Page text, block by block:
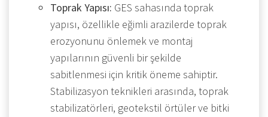
Toprak Yapısı: GES sahasında toprak
yapısı, özellikle eğimli arazilerde toprak
erozyonunu önlemek ve montaj
yapılarının güvenli bir şekilde
sabitlenmesi için kritik öneme sahiptir.
Stabilizasyon teknikleri arasında, toprak
stabilizatörleri, geotekstil örtüler ve bitki